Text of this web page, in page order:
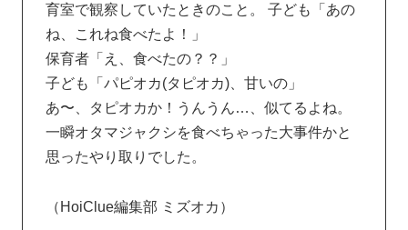
育室で観察していたときのこと。 子ども「あの
ね、これね食べたよ！」
保育者「え、食べたの？？」
子ども「パピオカ(タピオカ)、甘いの」
あ〜、タピオカか！うんうん…、似てるよね。
一瞬オタマジャクシを食べちゃった大事件かと
思ったやり取りでした。
（HoiClue編集部 ミズオカ）